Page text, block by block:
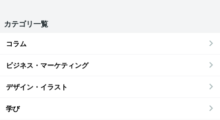
カテゴリ一覧
コラム
ビジネス・マーケティング
デザイン・イラスト
学び